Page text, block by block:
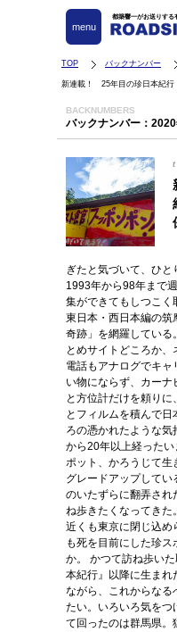
都築響一がお送りす
menu
TOP バックナンバー
新連載！ 25年目の珍日本紀
BACKNUMBERS
バックナンバー：
ぎたと気づいて、ひと
1993年から98年まで
集ができてもしつこく
東日本・西日本編の
奇跡」を網羅している
とめサイトどころか
電話もアナログでキャ
い物にならず、カーナ
と方位計だけを頼り
とフィルムを積んで
ろの憑かれたような
から20年以上経った
ポット、かろうじて生
グレードアップしてい
のいたずらに翻弄され
ね歩きたくなってきた
近くも東京に閉じ込め
も死を目前にした珍ス
か。 かつて訪ね歩い
本紀行』以降に生まれ
ながら、これからなる
たい。いろいろ気をつ
て回ったのは群馬県。